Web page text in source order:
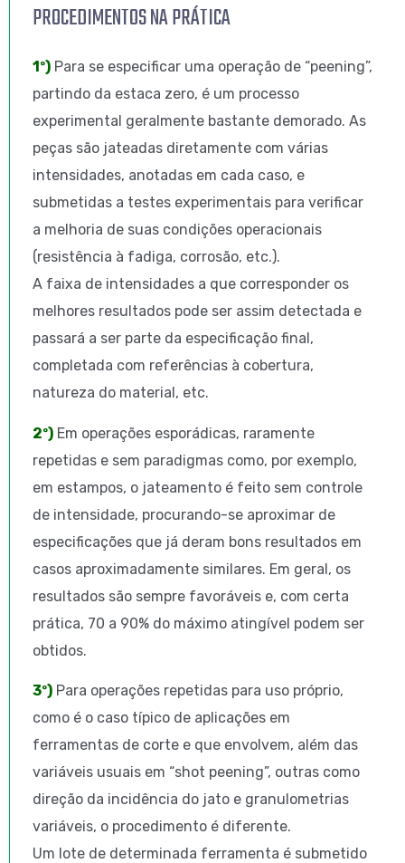
PROCEDIMENTOS NA PRÁTICA
1º) Para se especificar uma operação de “peening”,
partindo da estaca zero, é um processo
experimental geralmente bastante demorado. As
peças são jateadas diretamente com várias
intensidades, anotadas em cada caso, e
submetidas a testes experimentais para verificar
a melhoria de suas condições operacionais
(resistência à fadiga, corrosão, etc.).
A faixa de intensidades a que corresponder os
melhores resultados pode ser assim detectada e
passará a ser parte da especificação final,
completada com referências à cobertura,
natureza do material, etc.
2º) Em operações esporádicas, raramente
repetidas e sem paradigmas como, por exemplo,
em estampos, o jateamento é feito sem controle
de intensidade, procurando-se aproximar de
especificações que já deram bons resultados em
casos aproximadamente similares. Em geral, os
resultados são sempre favoráveis e, com certa
prática, 70 a 90% do máximo atingível podem ser
obtidos.
3º) Para operações repetidas para uso próprio,
como é o caso típico de aplicações em
ferramentas de corte e que envolvem, além das
variáveis usuais em “shot peening”, outras como
direção da incidência do jato e granulometrias
variáveis, o procedimento é diferente.
Um lote de determinada ferramenta é submetido